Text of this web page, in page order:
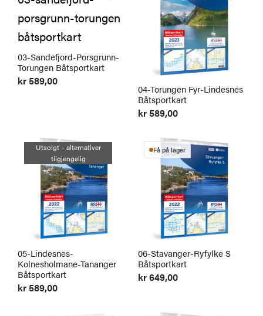
03-Sandefjord-Porsgrunn-
Torungen Båtsportkart
kr 589,00
04-Torungen Fyr-Lindesnes
Båtsportkart
kr 589,00
Utsolgt – alternativer
tilgjengelig
05-Lindesnes-
Kolnesholmane-Tananger
Båtsportkart
kr 589,00
Få på lager
06-Stavanger-Ryfylke S
Båtsportkart
kr649,00